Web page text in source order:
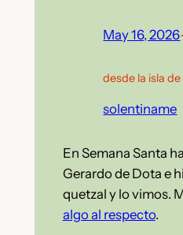
May 16, 2026
desde la isla de
solentiname
En Semana Santa
Gerardo de Dota e
quetzal y lo vimos.
algo al respecto.